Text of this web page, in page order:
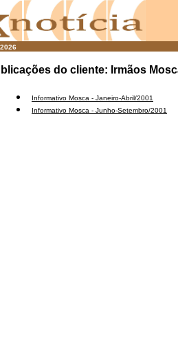
do cliente: Irmãos
Informativo Mosca - Janeiro-Abril/2001
Informativo Mosca - Junho-Setembro/2001